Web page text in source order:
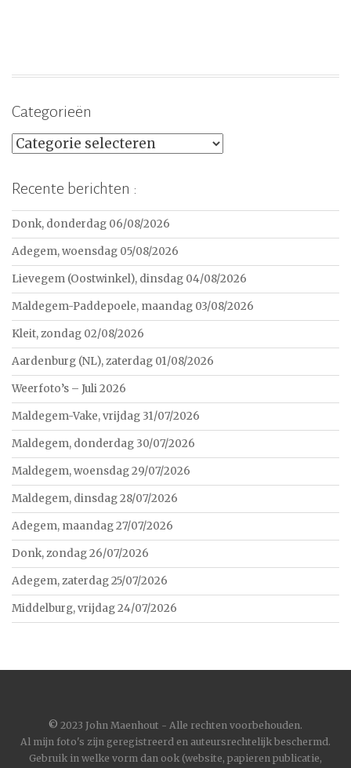
Categorieën
Categorieën
Recente berichten :
Donk, donderdag 06/08/2026
Adegem, woensdag 05/08/2026
Lievegem (Oostwinkel), dinsdag 04/08/2026
Maldegem-Paddepoele, maandag 03/08/2026
Kleit, zondag 02/08/2026
Aardenburg (NL), zaterdag 01/08/2026
Weerfoto’s – Juli 2026
Maldegem-Vake, vrijdag 31/07/2026
Maldegem, donderdag 30/07/2026
Maldegem, woensdag 29/07/2026
Maldegem, dinsdag 28/07/2026
Adegem, maandag 27/07/2026
Donk, zondag 26/07/2026
Adegem, zaterdag 25/07/2026
Middelburg, vrijdag 24/07/2026
© 2023 John Maenhout - Alle rechten voorbehouden.
Al mijn foto's zijn geregistreerd en auteursrechtelijk beschermd.
Gebruik in welke vorm dan ook (website, papieren publicatie,